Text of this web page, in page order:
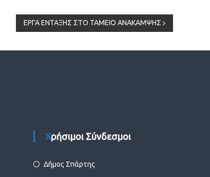
ΕΡΓΑ ΕΝΤΑΞΗΣ ΣΤΟ ΤΑΜΕΙΟ ΑΝΑΚΑΜΨΗΣ
Χρήσιμοι Σύνδεσμοι
Δήμος Σπάρτης